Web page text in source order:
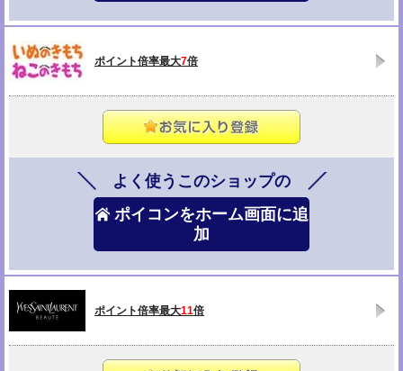
ポイント倍率最大7倍
よく使うこのショップの
ポイコンをホーム画面に追
加
ポイント倍率最大11倍